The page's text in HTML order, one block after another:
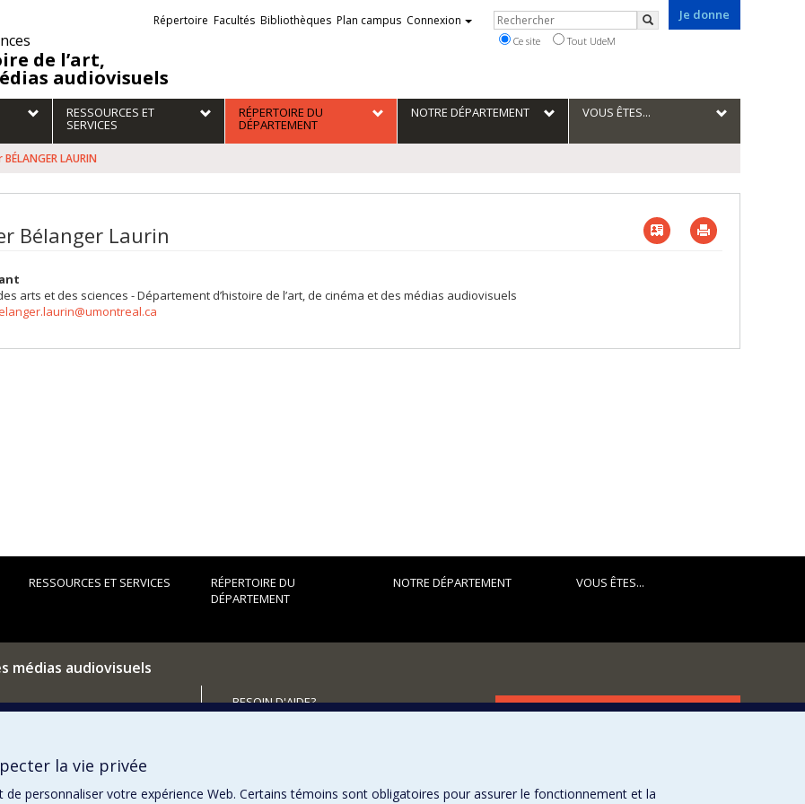
de l’art,
audiovisuels
Je donne
Liens
externes
Répertoire Facultés Bibliothèques Plan campus Connexion Rechercher
Rechercher
Ce site Tout UdeM
RESSOURCES ET
SERVICES
RÉPERTOIRE DU
DÉPARTEMENT
NOTRE DÉPARTEMENT VOUS ÊTES...
LAURIN
Bélanger Laurin Vcard
arts et des sciences - Département d’histoire de l’art, de cinéma et des médias audiovisuels
RESSOURCES ET SERVICES
RÉPERTOIRE DU
DÉPARTEMENT
NOTRE DÉPARTEMENT VOUS ÊTES...
médias audiovisuels
BESOIN D'AIDE?
FACULTÉ DES ARTS ET DES SCIENCES
Nos programmes et cours
la vie privée
de personnaliser votre expérience Web. Certains témoins sont obligatoires pour assurer le fonctionnement et la